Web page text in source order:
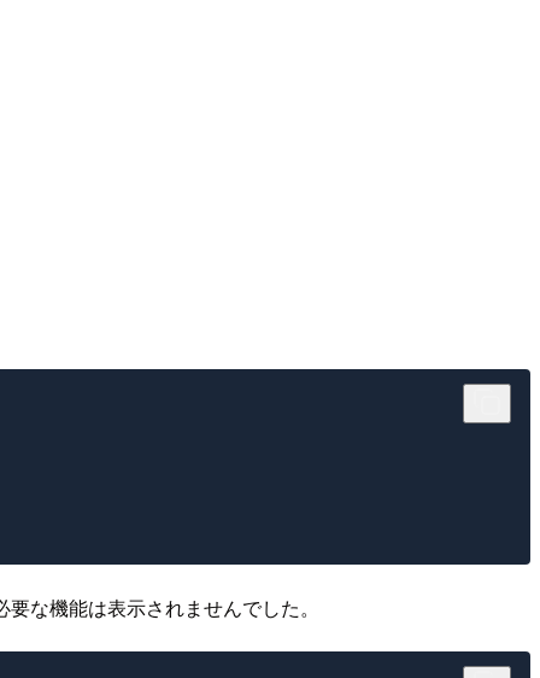
な機能は表示されませんでした。